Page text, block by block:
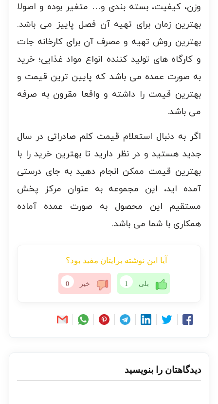
وزن، کیفیت، بسته بندی و… متغیر بوده و اصولا
بهترین زمان برای تهیه آن فصل پاییز می باشد.
بهترین روش تهیه و مصرف آن برای کارخانه جات
و کارگاه های تولید کننده انواع مواد غذایی؛ خرید
به صورت عمده می باشد که پایین ترین قیمت و
بهترین قیمت را داشته و واقعا مقرون به صرفه
می باشد.
اگر به دنبال استعلام قیمت کلم صادراتی در سال
جدید هستید و در نظر دارید تا بهترین خرید را با
بهترین قیمت ممکن انجام دهید به جای درستی
آمده اید، این مجموعه به عنوان مرکز پخش
مستقیم این محصول به صورت عمده آماده
همکاری با شما می باشد.
آیا این نوشته برایتان مفید بود؟
بلی 1 خیر 0
دیدگاهتان را بنویسید